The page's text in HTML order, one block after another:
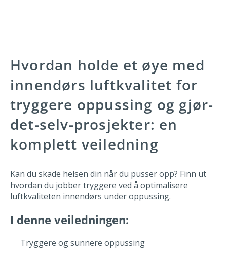
Hvordan holde et øye med
innendørs luftkvalitet for
tryggere oppussing og gjør-
det-selv-prosjekter: en
komplett veiledning
Kan du skade helsen din når du pusser opp? Finn ut
hvordan du jobber tryggere ved å optimalisere
luftkvaliteten innendørs under oppussing.
I denne veiledningen:
Tryggere og sunnere oppussing